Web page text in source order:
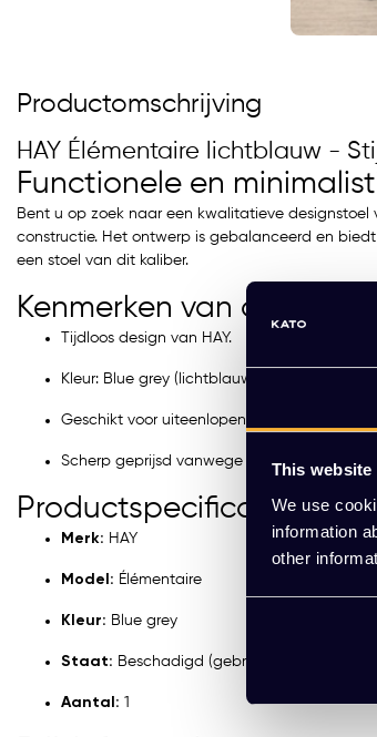
This website
We use
information
other
Productomschrijving
HAY Élémentaire lichtblauw -
Functionele en
Bent u op zoek naar een kwalitatieve designstoel
constructie. Het ontwerp is gebalanceerd en
een stoel van dit kaliber.
Kenmerken van de HAY
Tijdloos design van HAY.
Kleur: Blue grey (lichtblauw).
Geschikt voor uiteenlopende professionele
Scherp geprijsd vanwege aanwezige
Productspecificaties
Merk: HAY
Model: Élémentaire
Kleur: Blue grey
Staat: Beschadigd (gebruikt)
Aantal: 1